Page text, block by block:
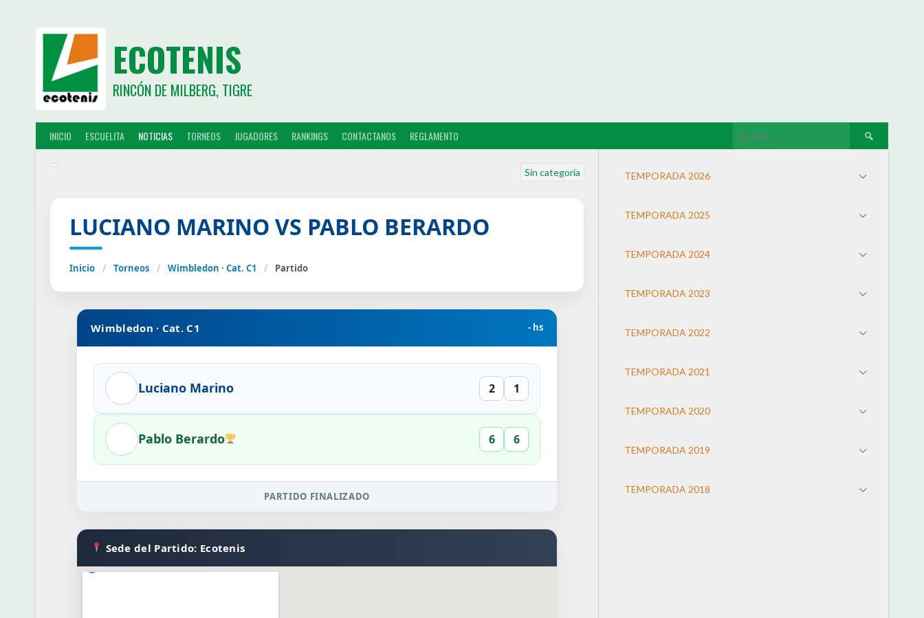
ECOTENIS
RINCÓN DE MILBERG, TIGRE
INICIO ESCUELITA NOTICIAS TORNEOS JUGADORES RANKINGS CONTACTANOS REGLAMENTO
Sin categoría
LUCIANO MARINO VS PABLO BERARDO
Inicio / Torneos / Wimbledon · Cat. C1 / Partido
Wimbledon · Cat. C1 - hs
Luciano Marino 2 1
Pablo Berardo 6 6
PARTIDO FINALIZADO
Sede del Partido: Ecotenis
TEMPORADA 2026
TEMPORADA 2025
TEMPORADA 2024
TEMPORADA 2023
TEMPORADA 2022
TEMPORADA 2021
TEMPORADA 2020
TEMPORADA 2019
TEMPORADA 2018